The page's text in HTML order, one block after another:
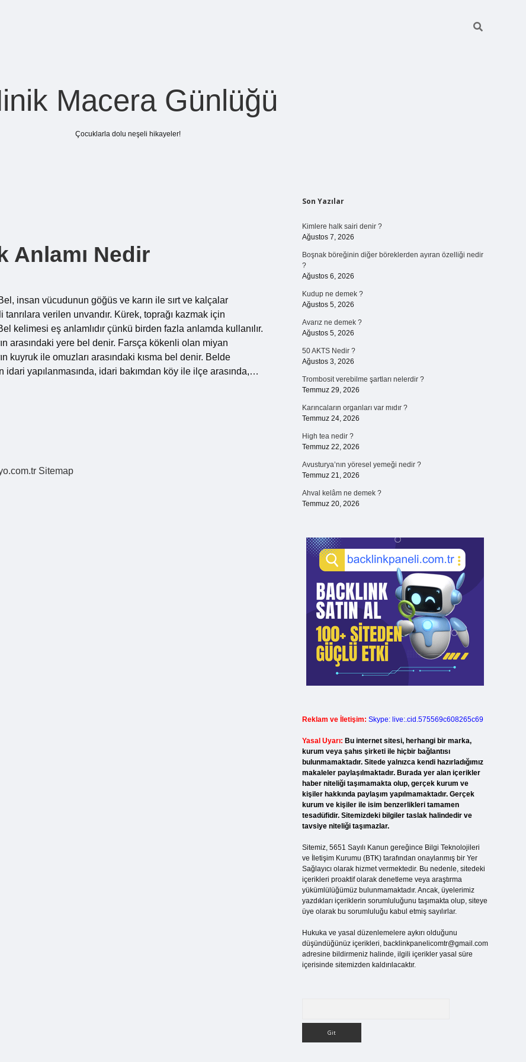
Macera Günlüğü
Çocuklarla dolu neşeli hikayeler!
Anlamı Nedir
insan vücudunun göğüs ve karın ile sırt ve kalçalar
verilen unvandır. Kürek, toprağı kazmak için
kelimesi eş anlamlıdır çünkü birden fazla anlamda kullanılır.
arasındaki yere bel denir. Farsça kökenli olan miyan
kuyruk ile omuzları arasındaki kısma bel denir. Belde
yapılanmasında, idari bakımdan köy ile ilçe arasında,…
Sitemap
Sidebar
Son Yazılar
Kimlere halk sairi denir ?
Ağustos 7, 2026
Boşnak böreğinin diğer böreklerden ayıran özelliği nedir
?
Ağustos 6, 2026
Kudup ne demek ?
Ağustos 5, 2026
Avarız ne demek ?
Ağustos 5, 2026
50 AKTS Nedir ?
Ağustos 3, 2026
Trombosit verebilme şartları nelerdir ?
Temmuz 29, 2026
Karıncaların organları var mıdır ?
Temmuz 24, 2026
High tea nedir ?
Temmuz 22, 2026
Avusturya’nın yöresel yemeği nedir ?
Temmuz 21, 2026
Ahval kelâm ne demek ?
Temmuz 20, 2026
Reklam ve İletişim: Skype: live:.cid.575569c608265c69
Yasal Uyarı: Bu internet sitesi, herhangi bir marka,
kurum veya şahıs şirketi ile hiçbir bağlantısı
bulunmamaktadır. Sitede yalnızca kendi hazırladığımız
makaleler paylaşılmaktadır. Burada yer alan içerikler
haber niteliği taşımamakta olup, gerçek kurum ve
kişiler hakkında paylaşım yapılmamaktadır. Gerçek
kurum ve kişiler ile isim benzerlikleri tamamen
tesadüfidir. Sitemizdeki bilgiler taslak halindedir ve
tavsiye niteliği taşımazlar.
Sitemiz, 5651 Sayılı Kanun gereğince Bilgi Teknolojileri
ve İletişim Kurumu (BTK) tarafından onaylanmış bir Yer
Sağlayıcı olarak hizmet vermektedir. Bu nedenle, sitedeki
içerikleri proaktif olarak denetleme veya araştırma
yükümlülüğümüz bulunmamaktadır. Ancak, üyelerimiz
yazdıkları içeriklerin sorumluluğunu taşımakta olup, siteye
üye olarak bu sorumluluğu kabul etmiş sayılırlar.
Hukuka ve yasal düzenlemelere aykırı olduğunu
düşündüğünüz içerikleri, backlinkpanelicomtr@gmail.com
adresine bildirmeniz halinde, ilgili içerikler yasal süre
içerisinde sitemizden kaldırılacaktır.